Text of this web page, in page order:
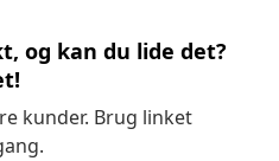
og kan du lide det?
kunder. Brug linket